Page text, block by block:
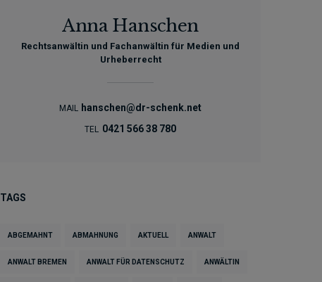
Anna Hanschen
Rechtsanwältin und Fachanwältin für Medien und
Urheberrecht
MAIL hanschen@dr-schenk.net
TEL 0421 566 38 780
TAGS
ABGEMAHNT ABMAHNUNG AKTUELL ANWALT
ANWALT BREMEN ANWALT FÜR DATENSCHUTZ ANWÄLTIN